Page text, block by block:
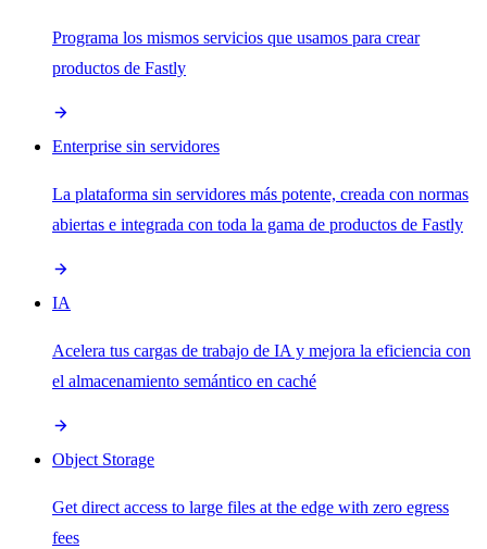
Programa los mismos servicios que usamos para crear
productos de Fastly
Enterprise sin servidores
La plataforma sin servidores más potente, creada con normas
abiertas e integrada con toda la gama de productos de Fastly
IA
Acelera tus cargas de trabajo de IA y mejora la eficiencia con
el almacenamiento semántico en caché
Object Storage
Get direct access to large files at the edge with zero egress
fees